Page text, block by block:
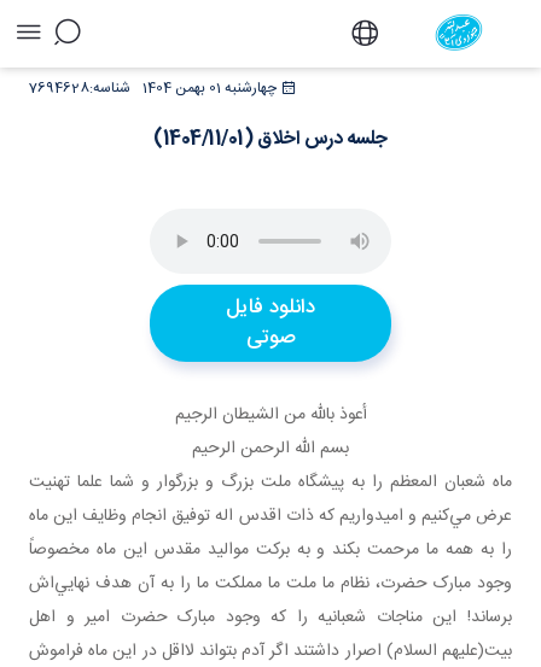
جلسه درس اخلاق (1404/11/01) - دفتر چهارشنبه 01 بهمن 1404 7694628شناسه:
جلسه درس اخلاق (1404/11/01)
دانلود فایل
صوتی
أعوذ بالله من الشيطان الرجيم
بسم الله الرحمن الرحيم
ماه شعبان المعظم را به پيشگاه ملت بزرگ و بزرگوار و شما علما تهنيت
عرض مي‌کنيم و اميدواريم که ذات اقدس اله توفيق انجام وظايف اين ماه
را به همه ما مرحمت بکند و به برکت مواليد مقدس اين ماه مخصوصاً
وجود مبارک حضرت، نظام ما ملت ما مملکت ما را به آن هدف نهايي‌اش
برساند! اين مناجات شعبانيه را که وجود مبارک حضرت امير و اهل
بيت(عليهم السلام) اصرار داشتند اگر آدم بتواند لااقل در اين ماه فراموش